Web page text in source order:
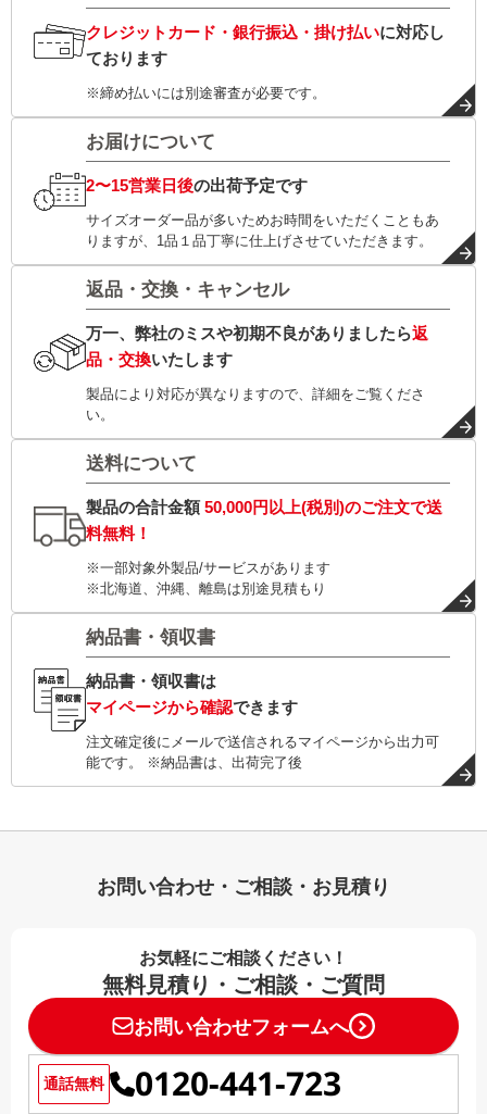
クレジットカード・銀行振込・掛け払いに対応し
ております
※締め払いには別途審査が必要です。
お届けについて
2〜15営業日後の出荷予定です
サイズオーダー品が多いためお時間をいただくこともあ
りますが、1品１品丁寧に仕上げさせていただきます。
返品・交換・キャンセル
万一、弊社のミスや初期不良がありましたら返
品・交換いたします
製品により対応が異なりますので、詳細をご覧くださ
い。
送料について
製品の合計金額50,000円以上(税別)のご注文で送
料無料！
※一部対象外製品/サービスがあります
※北海道、沖縄、離島は別途見積もり
納品書・領収書
納品書・領収書は
マイページから確認できます
注文確定後にメールで送信されるマイページから出力可
能です。 ※納品書は、出荷完了後
お問い合わせ・ご相談・お見積り
お気軽にご相談ください！
無料見積り・ご相談・ご質問
お問い合わせフォームへ
通話無料 0120-441-723